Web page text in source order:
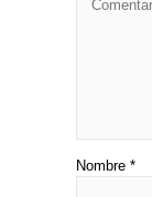
Nombre *